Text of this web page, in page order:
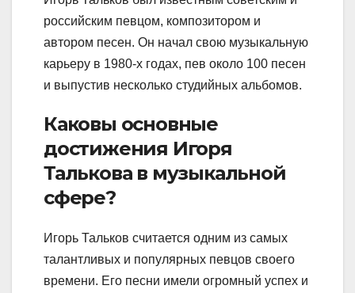
российским певцом, композитором и
автором песен. Он начал свою музыкальную
карьеру в 1980-х годах, пев около 100 песен
и выпустив несколько студийных альбомов.
Каковы основные
достижения Игоря
Талькова в музыкальной
сфере?
Игорь Тальков считается одним из самых
талантливых и популярных певцов своего
времени. Его песни имели огромный успех и